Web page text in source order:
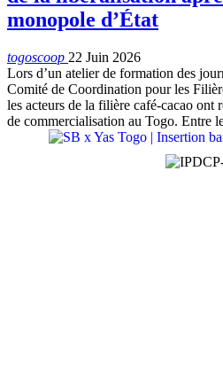
monopole d’État
togoscoop 22 Juin 2026
Lors d’un atelier de formation des
Comité de Coordination pour les
les acteurs de la filière café-cacao ont
de commercialisation au Togo. Entre